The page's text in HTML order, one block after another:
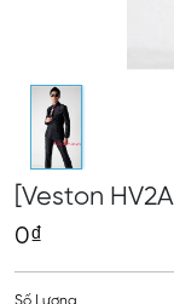
[Veston HV2A
0₫